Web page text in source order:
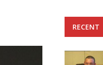
RECENT